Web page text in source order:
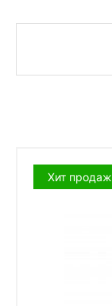
Хит продаж